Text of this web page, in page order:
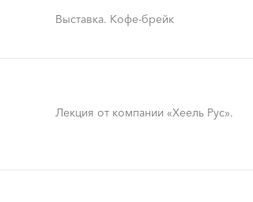
Выставка. Кофе-брейк
Лекция от компании «Хеель Рус».